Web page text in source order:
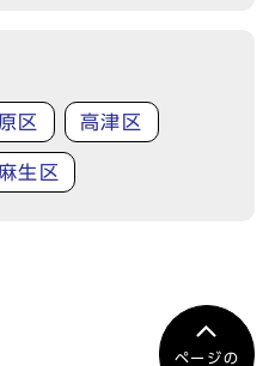
区 高津区
麻生区
ページの